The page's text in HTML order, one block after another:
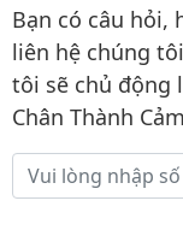
Bạn có câu hỏi,
liên hệ chúng
tôi sẽ chủ động
Chân Thành